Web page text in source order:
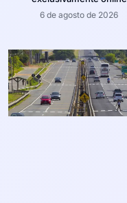
6 de agosto de 2026